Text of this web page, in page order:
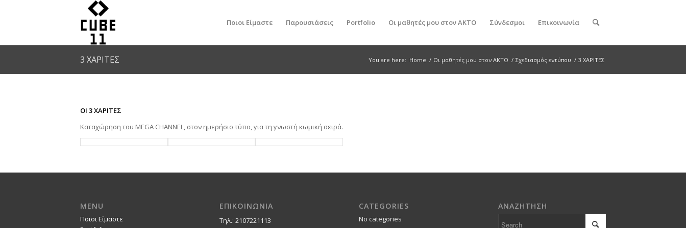
Ποιοι Είμαστε Παρουσιάσεις Portfolio Οι μαθητές μου στον ΑΚΤΟ Σύνδεσμοι Επικοινωνία
3 ΧΑΡΙΤΕΣ You are here: Home / Οι μαθητές μου στον ΑΚΤΟ / Σχεδιασμός εντύπου / 3 ΧΑΡΙΤΕΣ
ΟΙ 3 ΧΑΡΙΤΕΣ
Καταχώρηση του MEGA CHANNEL, στον ημερήσιο τύπο, για τη γνωστή κωμική σειρά.
MENU
Ποιοι Είμαστε
ΕΠΙΚΟΙΝΩΝΙΑ
Τηλ.: 2107221113
CATEGORIES
No categories
ΑΝΑΖΗΤΗΣΗ